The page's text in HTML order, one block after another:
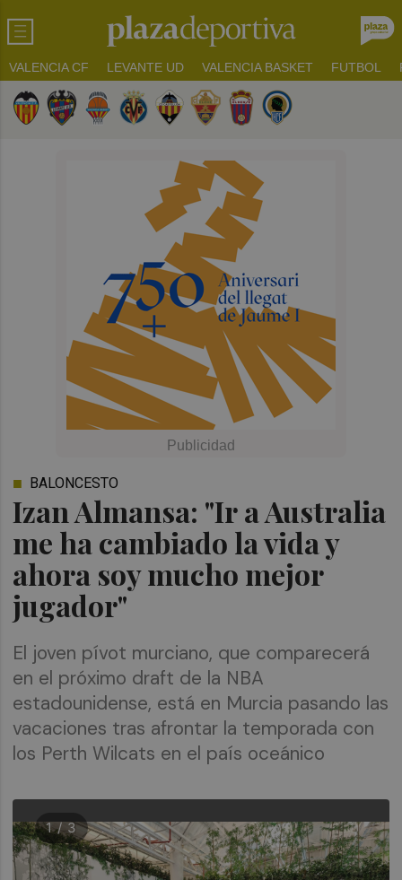
VALENCIA CF LEVANTE UD VALENCIA BASKET FUTBOL
Izan Almansa: "Ir a Australia
me ha cambiado la vida y
ahora soy mucho mejor
jugador"
BALONCESTO
El joven pívot murciano, que comparecerá
en el próximo draft de la NBA
estadounidense, está en Murcia pasando las
vacaciones tras afrontar la temporada con
los Perth Wilcats en el país oceánico
1 / 3